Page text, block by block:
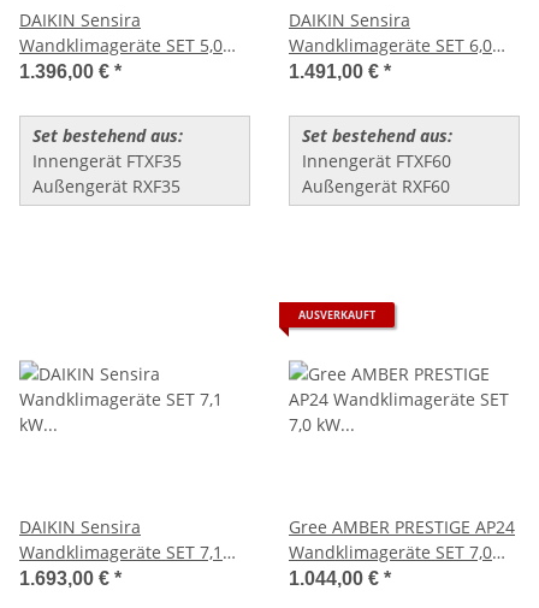
DAIKIN Sensira
Wandklimageräte SET 5,0
kW (FTXF50+RXF50)
1.396,00 € *
Set bestehend aus:
Innengerät FTXF35
Außengerät RXF35
DAIKIN Sensira
Wandklimageräte SET 6,0
kW (FTXF60+RXF60)
1.491,00 € *
Set bestehend aus:
Innengerät FTXF60
Außengerät RXF60
DAIKIN Sensira
Wandklimageräte SET 7,1
kW (FTXF71+RXF71)
1.693,00 € *
AUSVERKAUFT
Gree AMBER PRESTIGE AP24
Wandklimageräte SET 7,0
kW (GWH24YE-
1.044,00 € *